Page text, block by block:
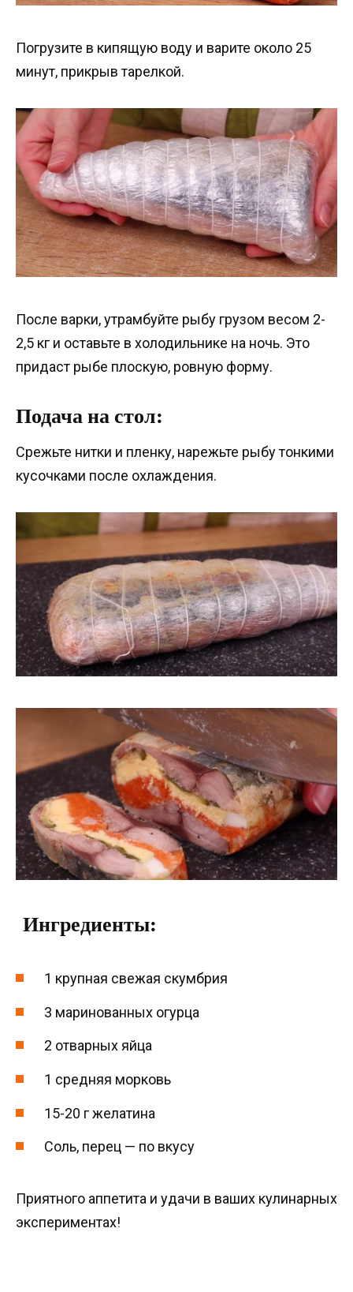
Погрузите в кипящую воду и варите около 25
минут, прикрыв тарелкой.
После варки, утрамбуйте рыбу грузом весом 2-
2,5 кг и оставьте в холодильнике на ночь. Это
придаст рыбе плоскую, ровную форму.
Подача на стол:
Срежьте нитки и пленку, нарежьте рыбу тонкими
кусочками после охлаждения.
Ингредиенты:
1 крупная свежая скумбрия
3 маринованных огурца
2 отварных яйца
1 средняя морковь
15-20 г желатина
Соль, перец — по вкусу
Приятного аппетита и удачи в ваших кулинарных
экспериментах!